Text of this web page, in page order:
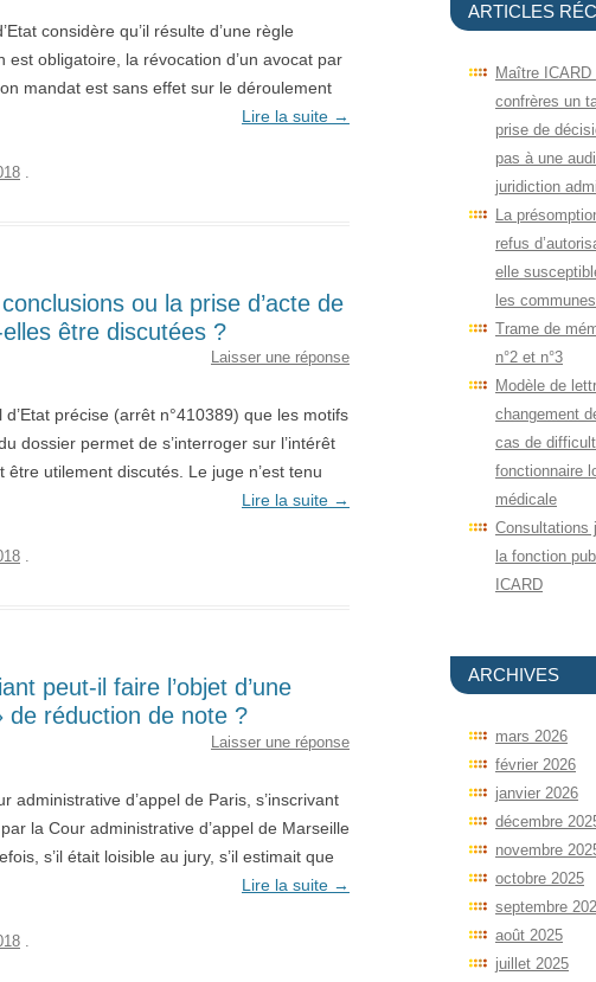
considère qu’il résulte d’une règle
obligatoire, la révocation d’un avocat par
mandat est sans effet sur le déroulement
Lire la suite →
.
ou la prise d’acte de
être discutées ?
Laisser une réponse
précise (arrêt n°410389) que les motifs
dossier permet de s’interroger sur l’intérêt
utilement discutés. Le juge n’est tenu
Lire la suite →
.
peut-il faire l’objet d’une
de réduction de note ?
Laisser une réponse
d’appel de Paris, s’inscrivant
la Cour administrative d’appel de Marseille
s’il était loisible au jury, s’il estimait que
Lire la suite →
ARTICLES
Maître
confrères un
prise de
pas à une
juridiction
La
refus
elle
les
Trame de
n°2 et n°3
Modèle de
changement
cas de
fonctionnaire
médicale
Consultations
la fonction
ICARD
ARCHIVES
mars 2026
février 2026
janvier 2026
décembre
novembre
octobre 2025
septembre
août 2025
juillet 2025